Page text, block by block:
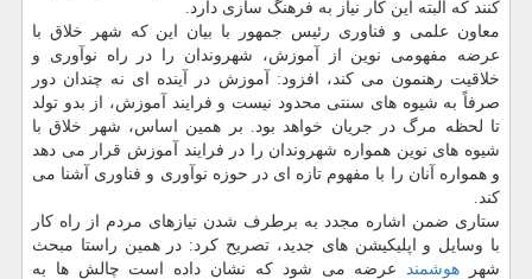
كنند كه البته این كار نیاز به فرهنگ سازی دارد.
معاون علمی و فناوری رئیس جمهور با بیان این كه شهر خلاق با
عرضه مفهومی نوین از آموزش، شهروندان را در راه نوآوری و
خلاقیت رهنمون می كند، افزود: آموزش در آینده ای نه چندان دور
صرفاً به شیوه های سنتی محدود نیست و فرایند آموزش، از بدو تولد
تا لحظه مرگ در جریان خواهد بود. بر همین اساس، شهر خلاق با
شیوه های نوین همواره شهروندان را در فرایند آموزش قرار می دهد
و همواره آنان را با مفهوم تازه ای در حوزه نوآوری و فناوری آشنا می
كند.
ستاری ضمن اشاره مجدد به برطرف شدن نیازهای مردم از راه كار
با وسایل و اپلیكیشن های جدید، تصریح كرد: در همین راستا مبحث
شهر هوشمند
عرضه می شود كه نشان داده است چالش ها به